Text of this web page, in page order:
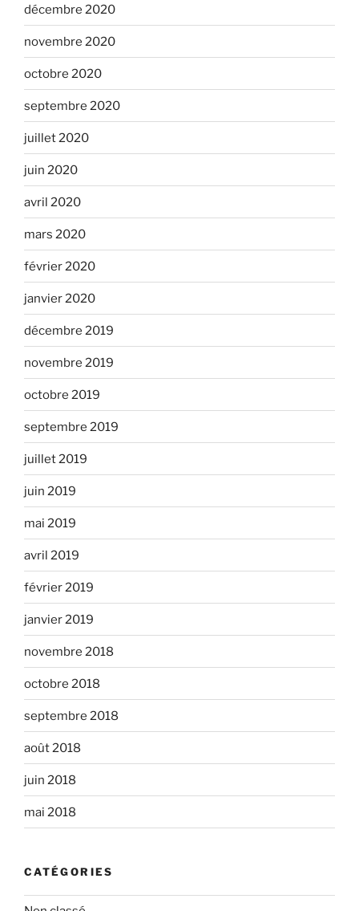
décembre 2020
novembre 2020
octobre 2020
septembre 2020
juillet 2020
juin 2020
avril 2020
mars 2020
février 2020
janvier 2020
décembre 2019
novembre 2019
octobre 2019
septembre 2019
juillet 2019
juin 2019
mai 2019
avril 2019
février 2019
janvier 2019
novembre 2018
octobre 2018
septembre 2018
août 2018
juin 2018
mai 2018
CATÉGORIES